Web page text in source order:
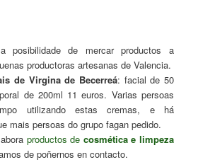
posibilidade de mercar productos a
productoras artesanas de Valencia.
de Virgina de Becerreá: facial de 50
de 200ml 11 euros. Varias persoas
utilizando estas cremas, e há
mais persoas do grupo fagan pedido.
productos de cosmética e limpeza
de poñernos en contacto.